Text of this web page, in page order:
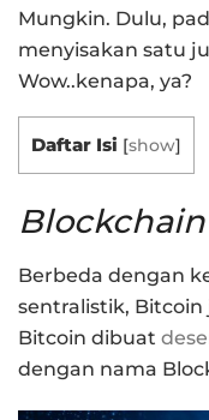
Mungkin. Dulu,
menyisakan satu
Wow..kenapa, ya?
Daftar Isi [show]
Berbeda dengan
sentralistik,
Bitcoin dibuat
dengan nama